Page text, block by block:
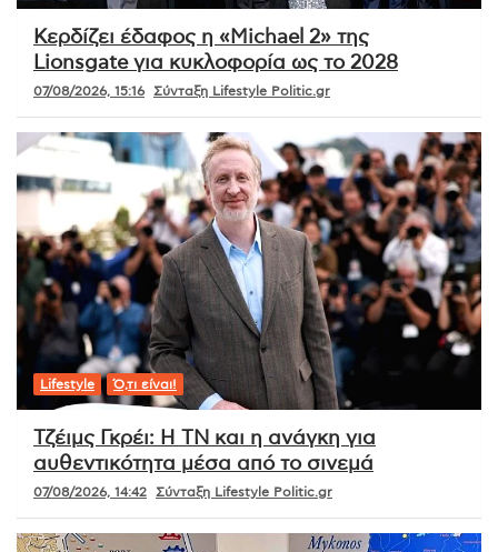
Κερδίζει έδαφος η «Michael 2» της
Lionsgate για κυκλοφορία ως το 2028
07/08/2026, 15:16 Σύνταξη Lifestyle Politic.gr
Lifestyle Ό,τι είναι!
Τζέιμς Γκρέι: Η ΤΝ και η ανάγκη για
αυθεντικότητα μέσα από το σινεμά
07/08/2026, 14:42 Σύνταξη Lifestyle Politic.gr